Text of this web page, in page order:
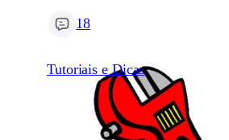
18
Tutoriais e Dicas